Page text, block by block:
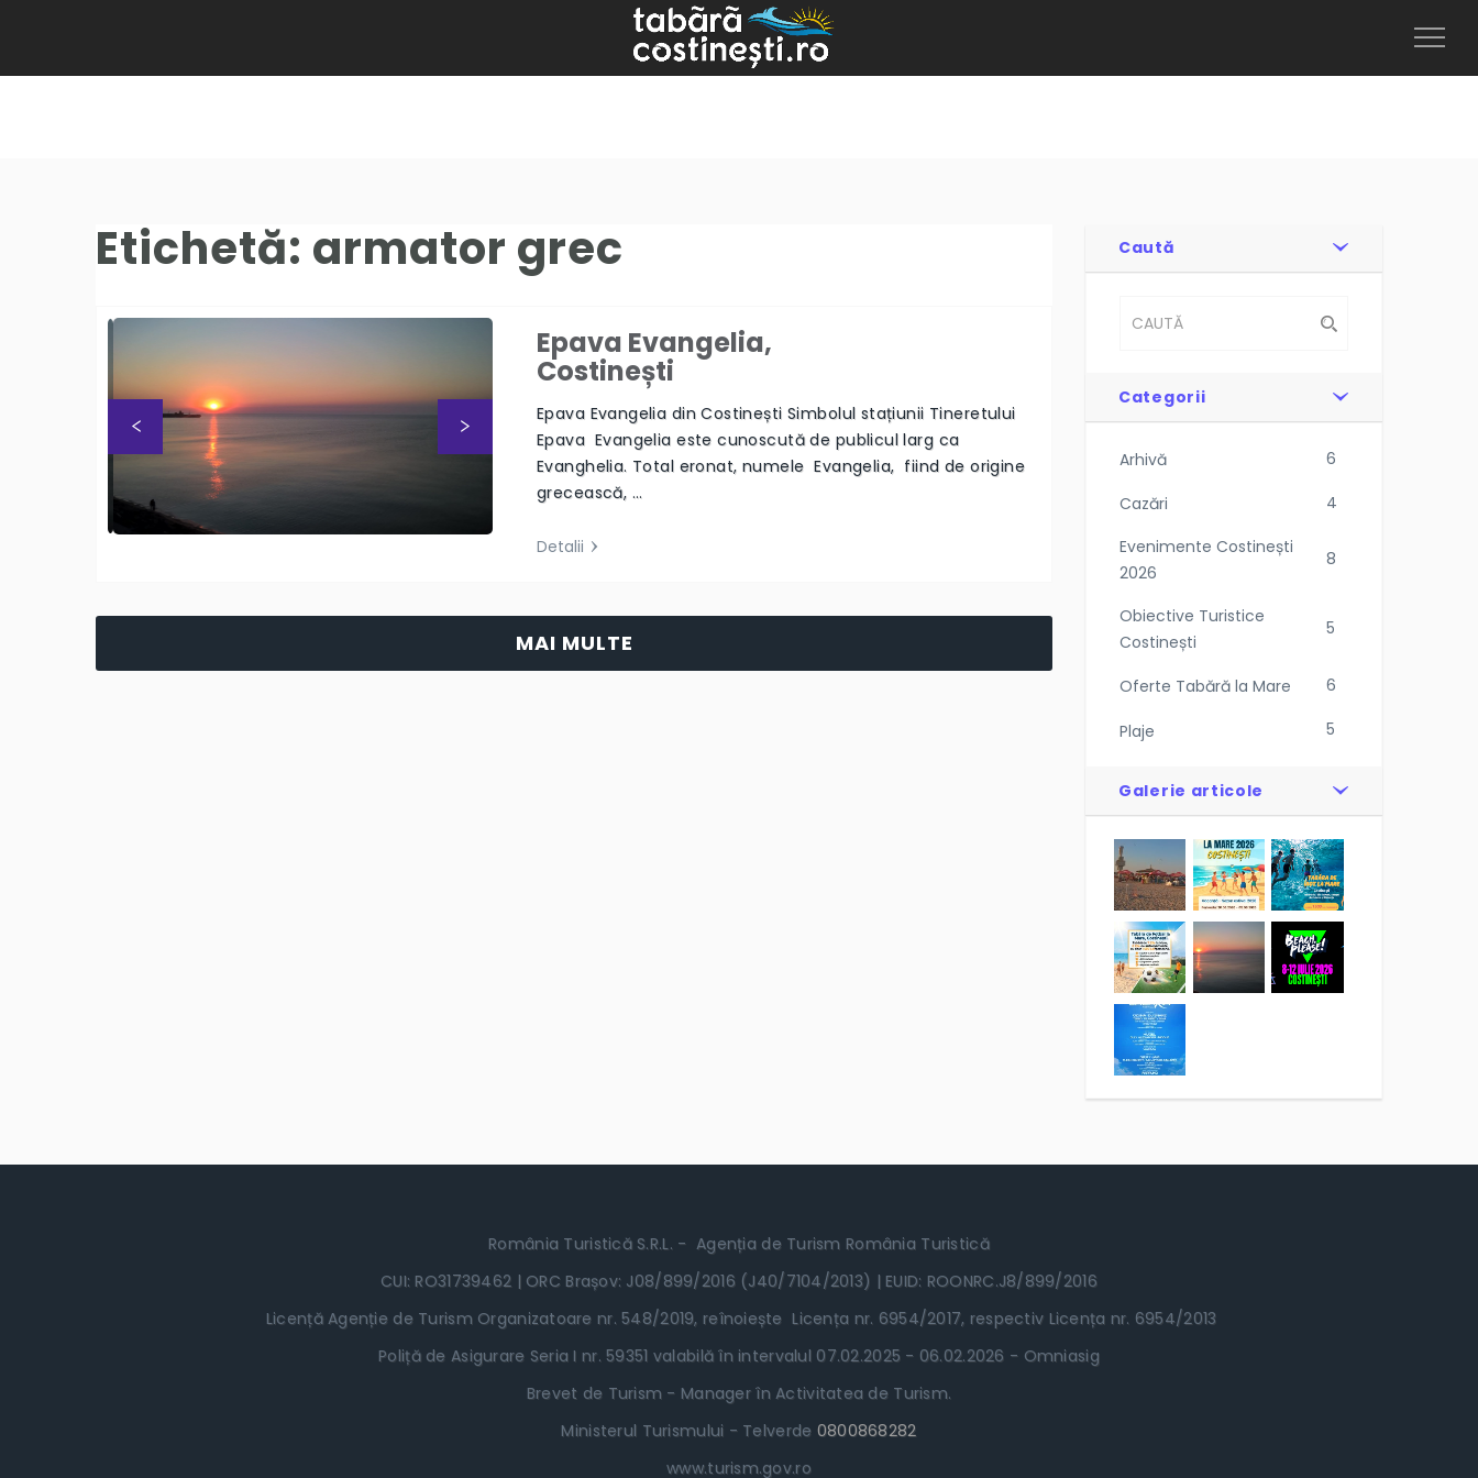
Toggle
Etichetă: armator grec
Epava Evangelia,
Costinești
Epava Evangelia din Costinești Simbolul stațiunii Tineretului
Epava Evangelia este cunoscută de publicul larg ca
Evanghelia. Total eronat, numele Evangelia, fiind de origine
grecească, …
Detalii
MAI MULTE
Caută
Categorii
Arhivă 6
Cazări 4
Evenimente Costinești
2026
8
Obiective Turistice
Costinești
5
Oferte Tabără la Mare 6
Plaje 5
Galerie articole
România Turistică S.R.L. - Agenția de Turism România Turistică
CUI: RO31739462 | ORC Brașov: J08/899/2016 (J40/7104/2013) | EUID: ROONRC.J8/899/2016
Licență Agenție de Turism Organizatoare nr. 548/2019, reînoiește Licența nr. 6954/2017, respectiv Licența nr. 6954/2013
Poliță de Asigurare Seria I nr. 59351 valabilă în intervalul 07.02.2025 - 06.02.2026 - Omniasig
Brevet de Turism - Manager în Activitatea de Turism.
Ministerul Turismului - Telverde 0800868282
www.turism.gov.ro